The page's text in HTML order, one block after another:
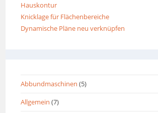
Hauskontur
Knicklage für Flächenbereiche
Dynamische Pläne neu verknüpfen
Abbundmaschinen (5)
Allgemein (7)